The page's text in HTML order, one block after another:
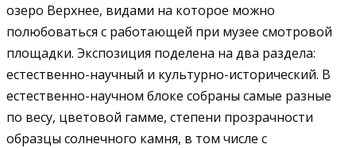
озеро Верхнее, видами на которое можно
полюбоваться с работающей при музее смотровой
площадки. Экспозиция поделена на два раздела:
естественно-научный и культурно-исторический. В
естественно-научном блоке собраны самые разные
по весу, цветовой гамме, степени прозрачности
образцы солнечного камня, в том числе с